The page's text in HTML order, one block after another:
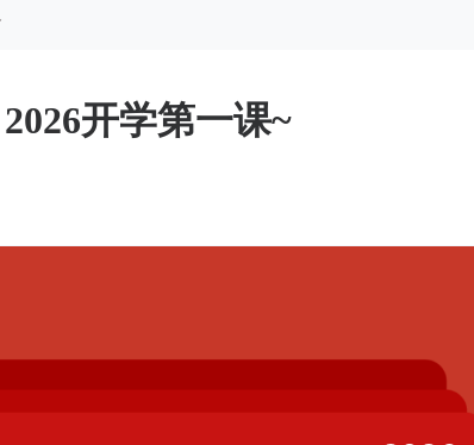
开学第一课~